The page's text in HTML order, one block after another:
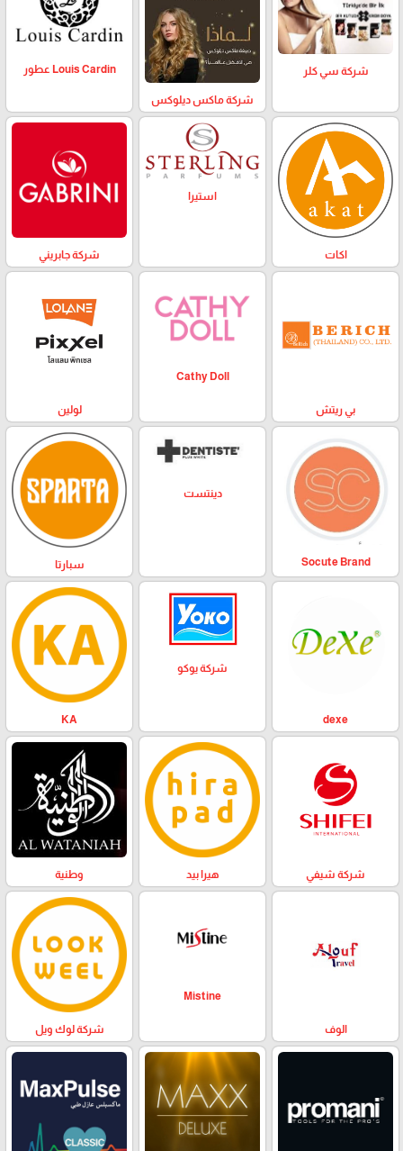
شركة سي كلر
شركة ماكس ديلوكس
Louis Cardin عطور
اكات
استيرا
شركة جابريني
بي ريتش
Cathy Doll
لولين
Socute Brand
دينتست
سبارتا
dexe
شركة يوكو
KA
شركة شيفي هيرا بيد وطنية
الوف
Mistine
شركة لوك ويل